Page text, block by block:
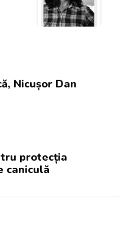
Nicușor Dan
protecția
caniculă